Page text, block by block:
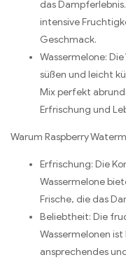
das
intensive
Geschmack.
Wassermelone:
süßen und leicht
Mix perfekt
Erfrischung und
Warum Raspberry
Erfrischung: Die
Wassermelone
Frische, die das
Beliebtheit: Die
Wassermelonen
ansprechendes